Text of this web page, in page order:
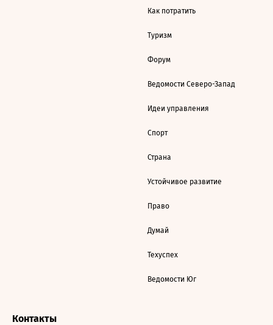
Как потратить
Туризм
Форум
Ведомости Северо-Запад
Идеи управления
Спорт
Страна
Устойчивое развитие
Право
Думай
Техуспех
Ведомости Юг
Контакты